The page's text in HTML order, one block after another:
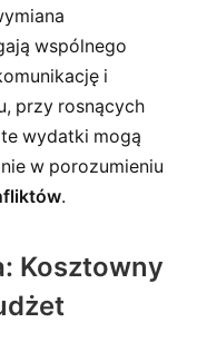
wspólnego
i
przy rosnących
wydatki mogą
w porozumieniu
.
Kosztowny